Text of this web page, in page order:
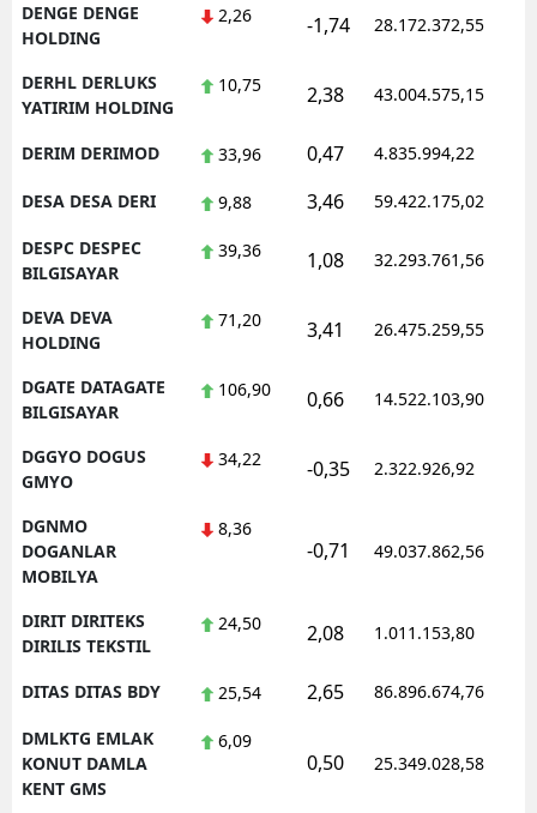
DENGE DENGE
HOLDING
2,26 -1,74 28.172.372,55
DERHL DERLUKS
YATIRIM HOLDING
10,75 2,38 43.004.575,15
DERIM DERIMOD 33,96 0,47 4.835.994,22
DESA DESA DERI 9,88 3,46 59.422.175,02
DESPC DESPEC
BILGISAYAR
39,36 1,08 32.293.761,56
DEVA DEVA
HOLDING
71,20 3,41 26.475.259,55
DGATE DATAGATE
BILGISAYAR
106,90 0,66 14.522.103,90
DGGYO DOGUS
GMYO
34,22 -0,35 2.322.926,92
DGNMO
DOGANLAR
MOBILYA
8,36
-0,71 49.037.862,56
DIRIT DIRITEKS
DIRILIS TEKSTIL
24,50 2,08 1.011.153,80
DITAS DITAS BDY 25,54 2,65 86.896.674,76
DMLKTG EMLAK
KONUT DAMLA
KENT GMS
6,09
0,50 25.349.028,58